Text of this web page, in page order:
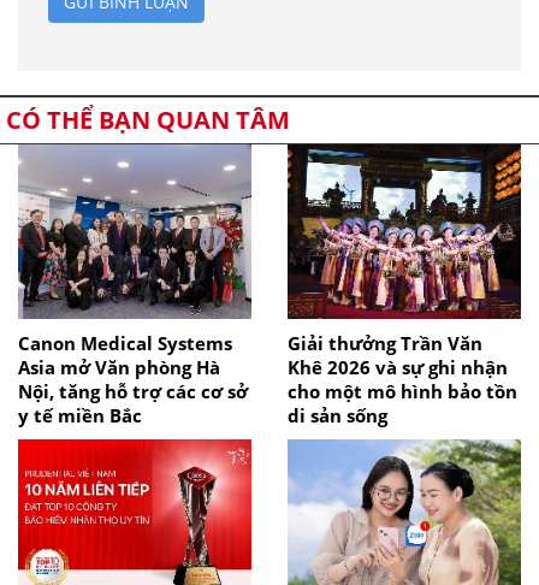
CÓ THỂ BẠN QUAN TÂM
Canon Medical Systems
Asia mở Văn phòng Hà
Nội, tăng hỗ trợ các cơ sở
y tế miền Bắc
Giải thưởng Trần Văn
Khê 2026 và sự ghi nhận
cho một mô hình bảo tồn
di sản sống